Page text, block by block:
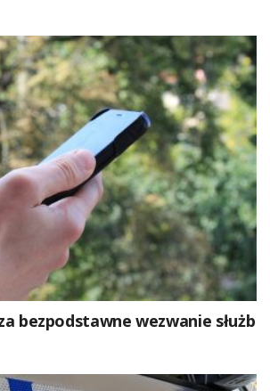
bezpodstawne wezwanie służb